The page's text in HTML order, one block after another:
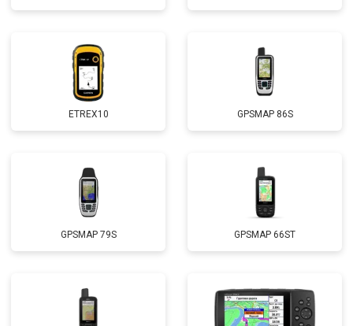
ETREX10 GPSMAP 86S
GPSMAP 79S GPSMAP 66ST